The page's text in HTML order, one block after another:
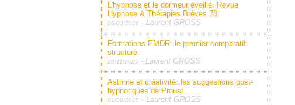
L'hypnose et le dormeur éveillé. Revue
Hypnose & Thérapies Brèves 78.
08/03/2026 - Laurent GROSS
Formations EMDR: le premier comparatif
structuré.
20/11/2025 - Laurent GROSS
Asthme et créativité: les suggestions post-
hypnotiques de Proust.
01/08/2025 - Laurent GROSS